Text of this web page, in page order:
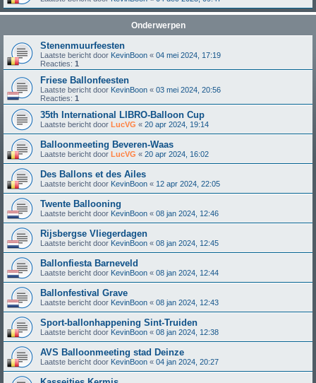
Onderwerpen
Stenenmuurfeesten
Laatste bericht door KevinBoon « 04 mei 2024, 17:19
Reacties: 1
Friese Ballonfeesten
Laatste bericht door KevinBoon « 03 mei 2024, 20:56
Reacties: 1
35th International LIBRO-Balloon Cup
Laatste bericht door LucVG « 20 apr 2024, 19:14
Balloonmeeting Beveren-Waas
Laatste bericht door LucVG « 20 apr 2024, 16:02
Des Ballons et des Ailes
Laatste bericht door KevinBoon « 12 apr 2024, 22:05
Twente Ballooning
Laatste bericht door KevinBoon « 08 jan 2024, 12:46
Rijsbergse Vliegerdagen
Laatste bericht door KevinBoon « 08 jan 2024, 12:45
Ballonfiesta Barneveld
Laatste bericht door KevinBoon « 08 jan 2024, 12:44
Ballonfestival Grave
Laatste bericht door KevinBoon « 08 jan 2024, 12:43
Sport-ballonhappening Sint-Truiden
Laatste bericht door KevinBoon « 08 jan 2024, 12:38
AVS Balloonmeeting stad Deinze
Laatste bericht door KevinBoon « 04 jan 2024, 20:27